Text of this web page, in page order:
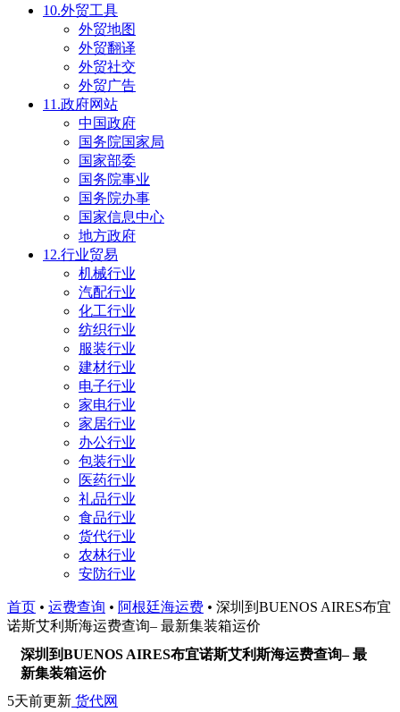
10.外贸工具
外贸地图
外贸翻译
外贸社交
外贸广告
11.政府网站
中国政府
国务院国家局
国家部委
国务院事业
国务院办事
国家信息中心
地方政府
12.行业贸易
机械行业
汽配行业
化工行业
纺织行业
服装行业
建材行业
电子行业
家电行业
家居行业
办公行业
包装行业
医药行业
礼品行业
食品行业
货代行业
农林行业
安防行业
首页 • 运费查询 • 阿根廷海运费 • 深圳到BUENOS AIRES布宜
诺斯艾利斯海运费查询– 最新集装箱运价
深圳到BUENOS AIRES布宜诺斯艾利斯海运费查询– 最
新集装箱运价
5天前更新 货代网